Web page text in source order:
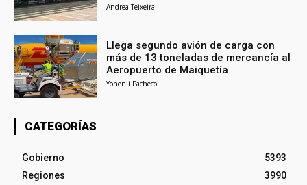
Andrea Teixeira
Llega segundo avión de carga con
más de 13 toneladas de mercancía al
Aeropuerto de Maiquetía
Yohenli Pacheco
CATEGORÍAS
Gobierno
5393
Regiones
3990